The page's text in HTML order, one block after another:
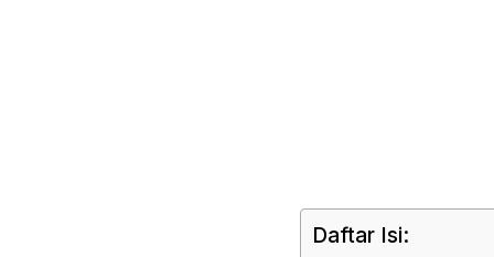
Daftar Isi: